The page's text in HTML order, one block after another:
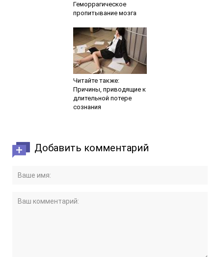
Геморрагическое
пропитывание мозга
Читайте также:
Причины, приводящие к
длительной потере
сознания
Добавить комментарий